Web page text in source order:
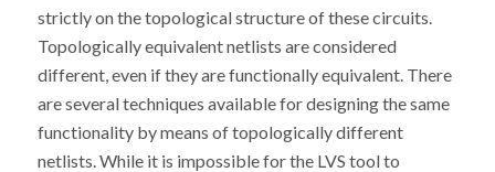
strictly on the topological structure of these circuits.
Topologically equivalent netlists are considered
different, even if they are functionally equivalent. There
are several techniques available for designing the same
functionality by means of topologically different
netlists. While it is impossible for the LVS tool to